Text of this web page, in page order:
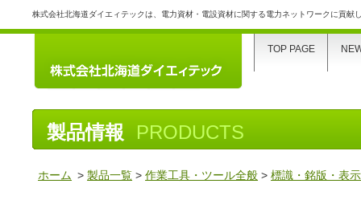
株式会社北海道ダイエィテックは、電力資材・電設資材に関する電力ネットワークに貢献
製品情報 PRODUCTS
ホーム >製品一覧 >作業工具・ツール全般 >標識・銘版・表
TOP PAGE